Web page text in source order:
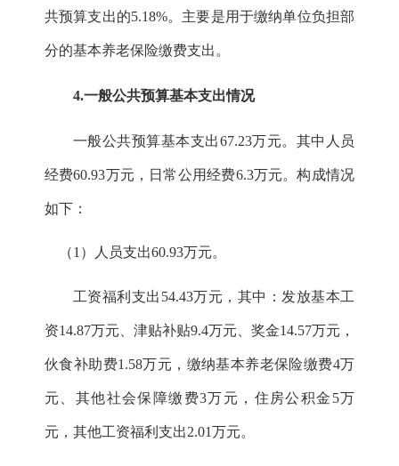
共预算支出的5.18%。主要是用于缴纳单位负担部
分的基本养老保险缴费支出。
4.一般公共预算基本支出情况
一般公共预算基本支出67.23万元。其中人员
经费60.93万元，日常公用经费6.3万元。构成情况
如下：
（1 ）人员支出60.93万元。
工资福利支出 54.43万元，其中：发放基本工
资14.87万元、津贴补贴9.4万元、奖金14.57万元，
伙食补助费1.58万元，缴纳基本养老保险缴费4万
元、其他社会保障缴费3万元，住房公积金 5万
元，其他工资福利支出2.01万元。